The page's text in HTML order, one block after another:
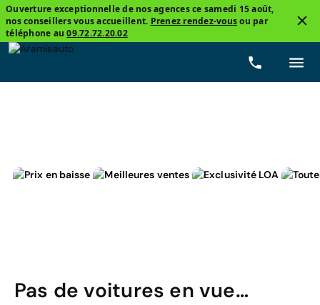
Ouverture exceptionnelle de nos agences ce samedi 15 août,
nos conseillers vous accueillent. Prenez rendez-vousou par
téléphone au09.72.72.20.02
Pas de voitures en vue…